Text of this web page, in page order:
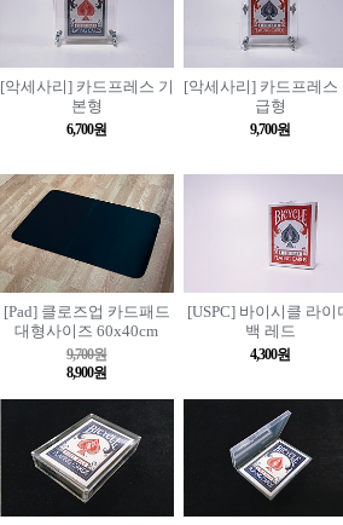
[악세사리] 카드프레스 기
본형
6,700원
[악세사리] 카드프레스
급형
9,700원
[Pad] 클로즈업 카드패드
대형사이즈 60x40cm
9,700원
8,900원
[USPC] 바이시클 라이
백 레드
4,300원